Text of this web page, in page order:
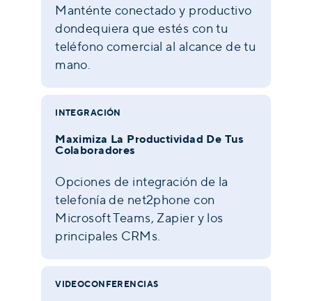
Manténte conectado y productivo
dondequiera que estés con tu
teléfono comercial al alcance de tu
mano.
INTEGRACIÓN
Maximiza La Productividad De Tus
Colaboradores
Opciones de integración de la
telefonía de net2phone con
Microsoft Teams, Zapier y los
principales CRMs.
VIDEOCONFERENCIAS